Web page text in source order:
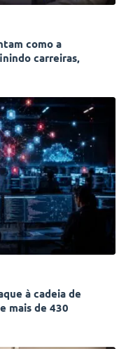
como a
carreiras,
à cadeia de
mais de 430